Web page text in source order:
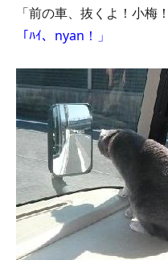
「前の車、抜くよ！小梅！
「ﾊｲ、nyan！」